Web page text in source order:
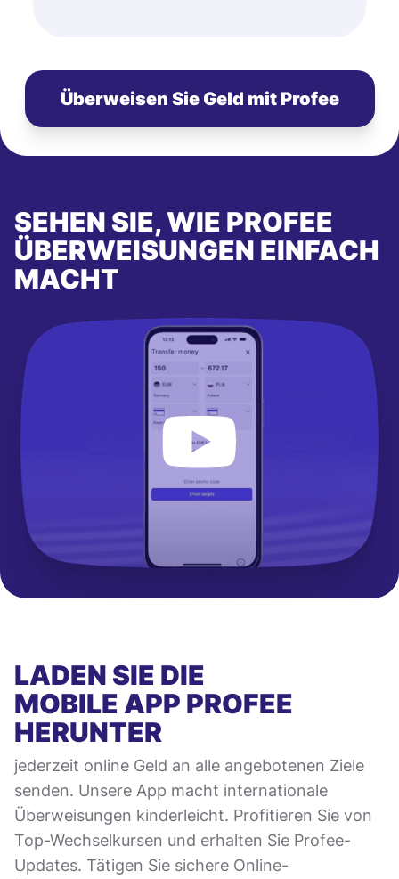
Überweisen Sie Geld mit Profee
SEHEN SIE, WIE PROFEE
ÜBERWEISUNGEN EINFACH
MACHT
LADEN SIE DIE
MOBILE APP PROFEE
HERUNTER
jederzeit online Geld an alle angebotenen Ziele
senden. Unsere App macht internationale
Überweisungen kinderleicht. Profitieren Sie von
Top-Wechselkursen und erhalten Sie Profee-
Updates. Tätigen Sie sichere Online-